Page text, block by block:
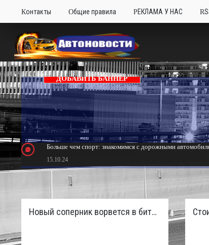
Контакты Общие правила РЕКЛАМА У НАС
ДОБАВИТЬ БАННЕР
Больше чем спорт: знакомимся с дорожными
15.10.24
Тюнинг Mitsubishi Eclipse. Самый быстрый передний
Новый соперник ворвется в битву пикапов: Sinotruk S7 с дизелем и 4×4 готовят к старту в России